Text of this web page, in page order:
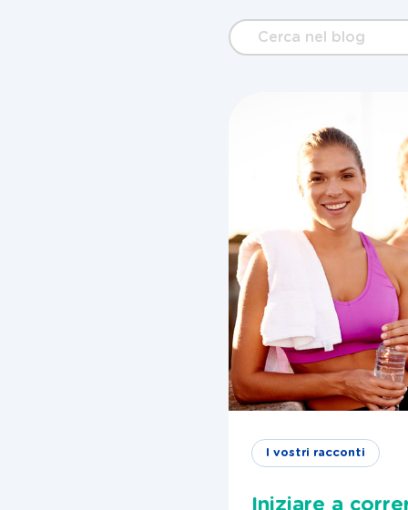
Cerca
nel
I vostri racconti
Iniziare a